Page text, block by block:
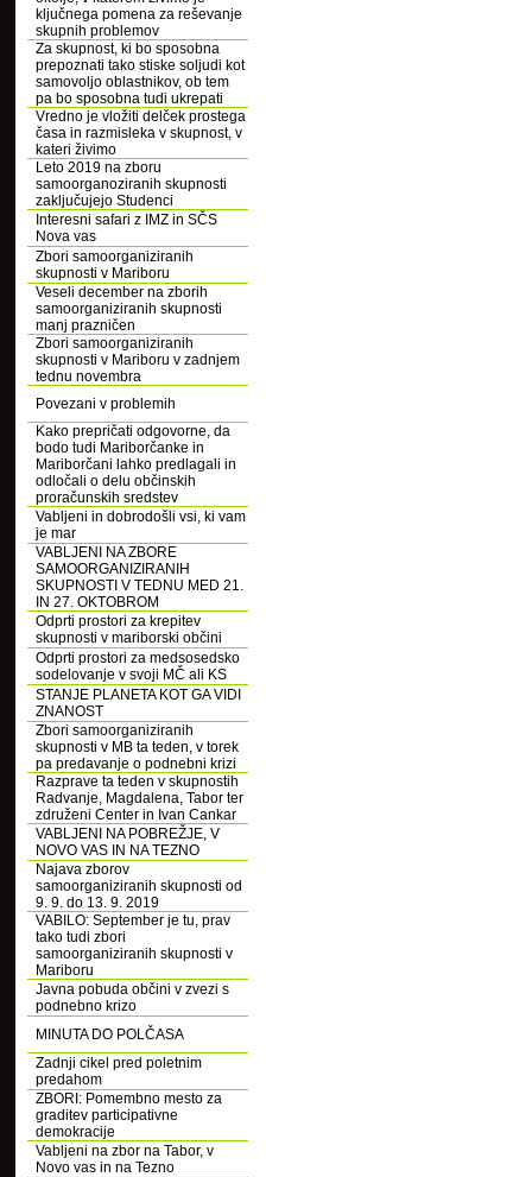
ključnega pomena za reševanje
skupnih problemov
Za skupnost, ki bo sposobna
prepoznati tako stiske soljudi kot
samovoljo oblastnikov, ob tem
pa bo sposobna tudi ukrepati
Vredno je vložiti delček prostega
časa in razmisleka v skupnost, v
kateri živimo
Leto 2019 na zboru
samoorganoziranih skupnosti
zaključujejo Studenci
Interesni safari z IMZ in SČS
Nova vas
Zbori samoorganiziranih
skupnosti v Mariboru
Veseli december na zborih
samoorganiziranih skupnosti
manj prazničen
Zbori samoorganiziranih
skupnosti v Mariboru v zadnjem
tednu novembra
Povezani v problemih
Kako prepričati odgovorne, da
bodo tudi Mariborčanke in
Mariborčani lahko predlagali in
odločali o delu občinskih
proračunskih sredstev
Vabljeni in dobrodošli vsi, ki vam
je mar
VABLJENI NA ZBORE
SAMOORGANIZIRANIH
SKUPNOSTI V TEDNU MED 21.
IN 27. OKTOBROM
Odprti prostori za krepitev
skupnosti v mariborski občini
Odprti prostori za medsosedsko
sodelovanje v svoji MČ ali KS
STANJE PLANETA KOT GA VIDI
ZNANOST
Zbori samoorganiziranih
skupnosti v MB ta teden, v torek
pa predavanje o podnebni krizi
Razprave ta teden v skupnostih
Radvanje, Magdalena, Tabor ter
združeni Center in Ivan Cankar
VABLJENI NA POBREŽJE, V
NOVO VAS IN NA TEZNO
Najava zborov
samoorganiziranih skupnosti od
9. 9. do 13. 9. 2019
VABILO: September je tu, prav
tako tudi zbori
samoorganiziranih skupnosti v
Mariboru
Javna pobuda občini v zvezi s
podnebno krizo
MINUTA DO POLČASA
Zadnji cikel pred poletnim
predahom
ZBORI: Pomembno mesto za
graditev participativne
demokracije
Vabljeni na zbor na Tabor, v
Novo vas in na Tezno